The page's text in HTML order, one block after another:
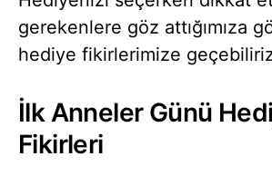
gerekenlere göz attığımıza
hediye fikirlerimize
İlk Anneler Günü
Fikirleri